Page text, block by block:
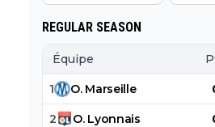
REGULAR SEASON
Équipe
1 O. Marseille
2 O. Lyonnais